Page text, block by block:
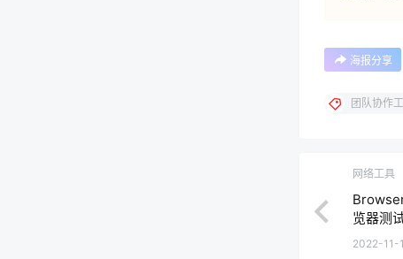
海报分享
团队协作
网络工具
览器测
2022-11-